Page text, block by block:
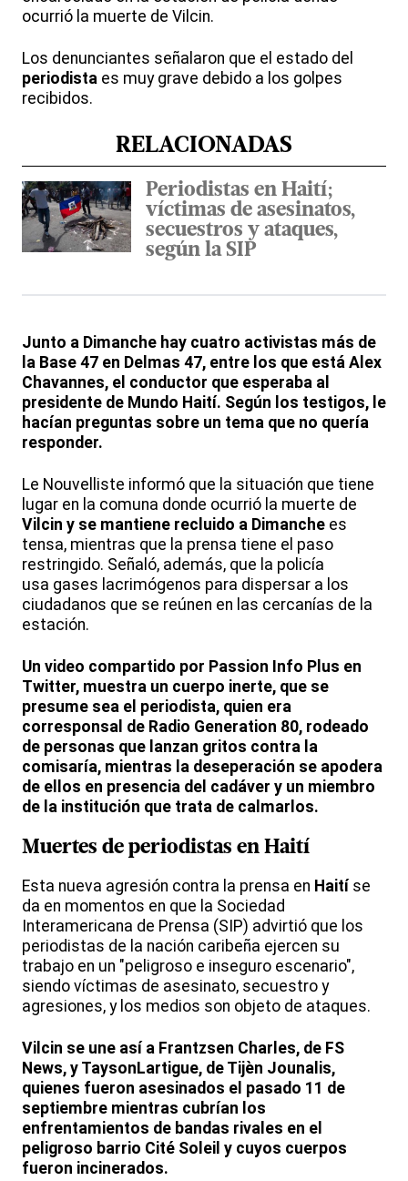
ocurrió la muerte de Vilcin.
Los denunciantes señalaron que el estado del
periodista es muy grave debido a los golpes
recibidos.
RELACIONADAS
Periodistas en Haití;
víctimas de asesinatos,
secuestros y ataques,
según la SIP
Junto a Dimanche hay cuatro activistas más de
la Base 47 en Delmas 47, entre los que está Alex
Chavannes, el conductor que esperaba al
presidente de Mundo Haití. Según los testigos, le
hacían preguntas sobre un tema que no quería
responder.
Le Nouvelliste informó que la situación que tiene
lugar en la comuna donde ocurrió la muerte de
Vilcin y se mantiene recluido a Dimanche es
tensa, mientras que la prensa tiene el paso
restringido. Señaló, además, que la policía
usa gases lacrimógenos para dispersar a los
ciudadanos que se reúnen en las cercanías de la
estación.
Un video compartido por Passion Info Plus en
Twitter, muestra un cuerpo inerte, que se
presume sea el periodista, quien era
corresponsal de Radio Generation 80, rodeado
de personas que lanzan gritos contra la
comisaría, mientras la deseperación se apodera
de ellos en presencia del cadáver y un miembro
de la institución que trata de calmarlos.
Muertes de periodistas en Haití
Esta nueva agresión contra la prensa en Haitíse
da en momentos en que la Sociedad
Interamericana de Prensa (SIP) advirtió que los
periodistas de la nación caribeña ejercen su
trabajo en un "peligroso e inseguro escenario",
siendo víctimas de asesinato, secuestro y
agresiones, y los medios son objeto de ataques.
Vilcin se une así a Frantzsen Charles, de FS
News, y TaysonLartigue, de Tijèn Jounalis,
quienes fueron asesinados el pasado 11 de
septiembre mientras cubrían los
enfrentamientos de bandas rivales en el
peligroso barrio Cité Soleil y cuyos cuerpos
fueron incinerados.